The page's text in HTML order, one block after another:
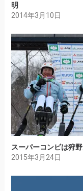
明
2014年3月10日
スーパーコンビは狩
2015年3月24日